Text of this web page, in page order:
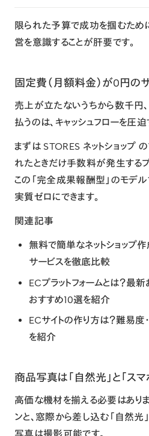
限られた予算で成功を掴むため
営を意識することが肝要です。
固定費（月額料金）が0円の
売上が立たないうちから数千円
払うのは、キャッシュフローを圧迫
まずは STORES ネットショップの
れたときだけ手数料が発生するプ
この「完全成果報酬型」のモデ
実質ゼロにできます。
関連記事
無料で簡単なネットショップ
サービスを徹底比較
ECプラットフォームとは？最
おすすめ10選を紹介
ECサイトの作り方は？難易度
を紹介
商品写真は「自然光」と「スマ
高価な機材を揃える必要はあり
ンと、窓際から差し込む「自然